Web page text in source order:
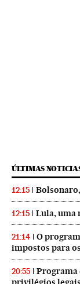
ÚLTIMAS
12:15
12:15 Lula, uma
21:14
O
impostos para
20:55
Programa